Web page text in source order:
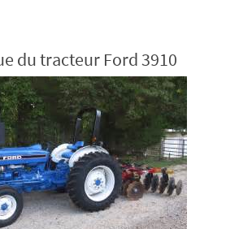
du tracteur Ford 3910